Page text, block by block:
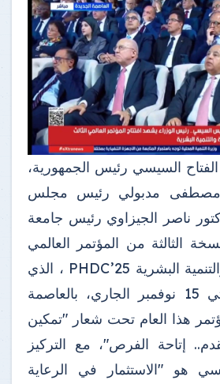
السيسي رئيس الجمهورية،
مصطفى مدبولي رئيس مجلس
ناصر الجيزاوي رئيس جامعة
الثالثة من المؤتمر العالمي
للسكان والصحة والتنمية البشرية PHDC’25 ، الذي
تستمر فعالياته حتي 15 نوفمبر الجاري، بالعاصمة
هذا العام تحت شعار "تمكين
إتاحة الفرص"، مع التركيز
هو "الاستثمار في الرعاية